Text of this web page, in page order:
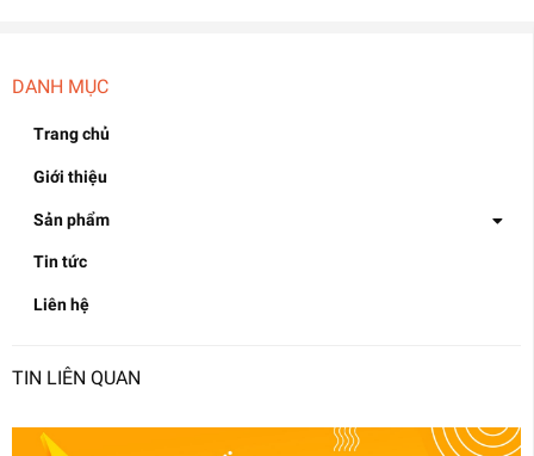
DANH MỤC
Trang chủ
Giới thiệu
Sản phẩm
Tin tức
Liên hệ
TIN LIÊN QUAN